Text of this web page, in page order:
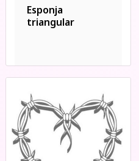
Esponja
triangular